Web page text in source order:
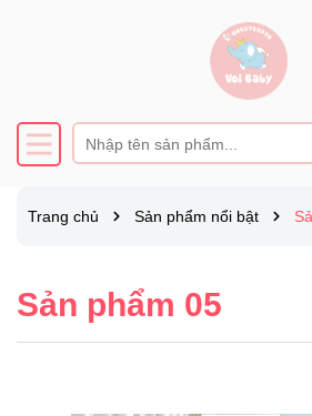
Trang chủ Sản phẩm nổi bật
Sản phẩm 05